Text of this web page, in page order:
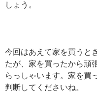
しょう。
今回はあえて家を買うと
たが、家を買ったから頑
らっしゃいます。家を買
判断してくださいね。